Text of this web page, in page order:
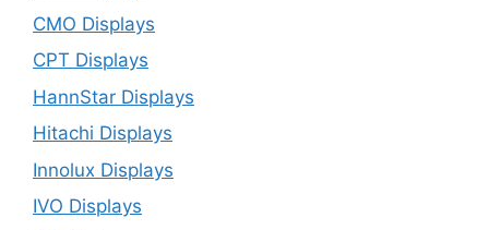
CMO Displays
CPT Displays
HannStar Displays
Hitachi Displays
Innolux Displays
IVO Displays